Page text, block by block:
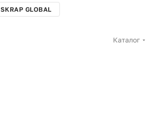
SKRAP GLOBAL
Каталог